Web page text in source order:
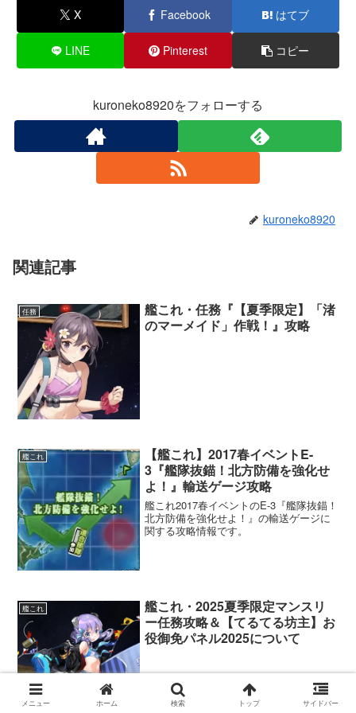
X Facebook はてブ
LINE Pinterest コピー
kuroneko8920をフォローする
kuroneko8920
関連記事
任務
艦これ・任務『【夏季限定】「渚
のマーメイド」作戦！』攻略
艦これ
【艦これ】2017春イベントE-
3『艦隊抜錨！北方防備を強化せ
よ！』輸送ゲージ攻略
艦これ2017春イベントのE-3『艦隊抜錨！
北方防備を強化せよ！』の輸送ゲージに
関する攻略情報です。
艦これ
艦これ・2025夏季限定マンスリ
ー任務攻略＆【てるてる坊主】お
役御免パネル2025について
メニュー ホーム 検索 トップ サイドバー